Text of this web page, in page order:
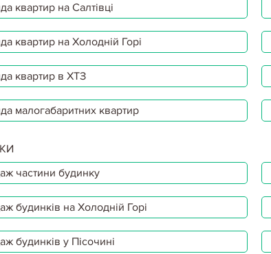
квартир на Салтівці
квартир на Холодній Горі
квартир в ХТЗ
малогабаритних квартир
частини будинку
будинків на Холодній Горі
будинків у Пісочині